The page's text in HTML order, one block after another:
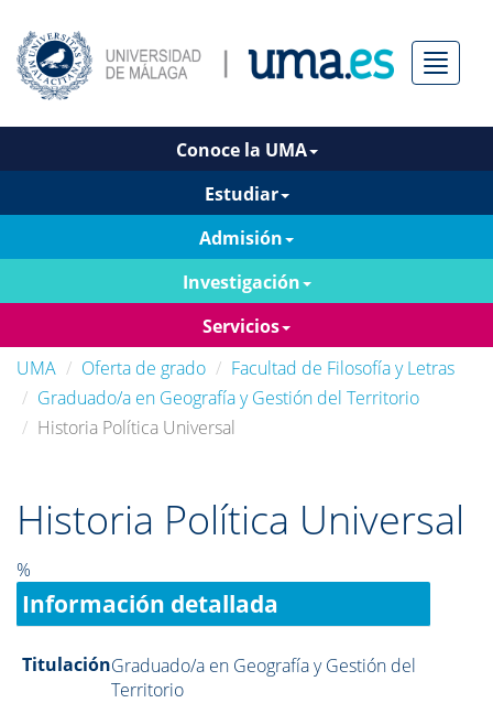
Menú
Conoce la UMA
Estudiar
Admisión
Investigación
Servicios
UMA
Oferta de grado
Facultad de Filosofía y Letras
Graduado/a en Geografía y Gestión del Territorio
Historia Política Universal
Historia Política Universal
%
Información detallada
TitulaciónGraduado/a en Geografía y Gestión del
Territorio